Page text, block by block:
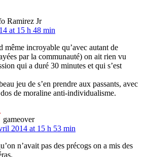
Ramirez Jr
at 15 h 48 min
même incroyable qu’avec autant de
par la communauté) on ait rien vu
qui a duré 30 minutes et qui s’est
jeu de s’en prendre aux passants, avec
de moraline anti-individualisme.
gameover
2014 at 15 h 53 min
n’avait pas des précogs on a mis des